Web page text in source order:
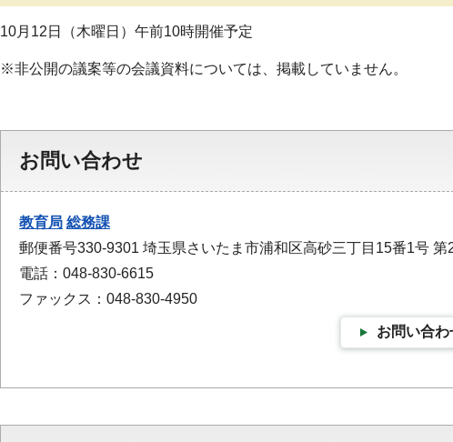
10月12日（木曜日）午前10時開催予定
※非公開の議案等の会議資料については、掲載していません。
お問い合わせ
教育局 総務課
郵便番号330-9301 埼玉県さいたま市浦和区高砂三丁目15番1号 第
電話：048-830-6615
ファックス：048-830-4950
お問い合